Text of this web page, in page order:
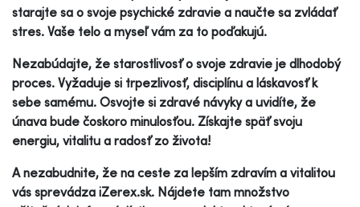
starajte sa o svoje psychické zdravie a naučte sa zvládať
stres. Vaše telo a myseľ vám za to poďakujú.
Nezabúdajte, že starostlivosť o svoje zdravie je dlhodobý
proces. Vyžaduje si trpezlivosť, disciplínu a láskavosť k
sebe samému. Osvojte si zdravé návyky a uvidíte, že
únava bude čoskoro minulosťou. Získajte späť svoju
energiu, vitalitu a radosť zo života!
A nezabudnite, že na ceste za lepším zdravím a vitalitou
vás sprevádza iZerex.sk. Nájdete tam množstvo